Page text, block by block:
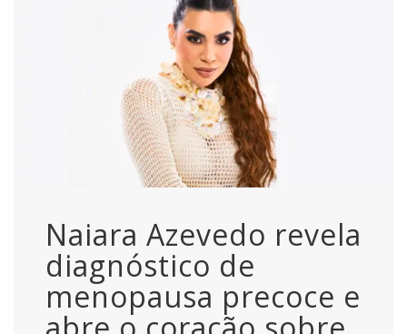
Naiara Azevedo revela
diagnóstico de
menopausa precoce e